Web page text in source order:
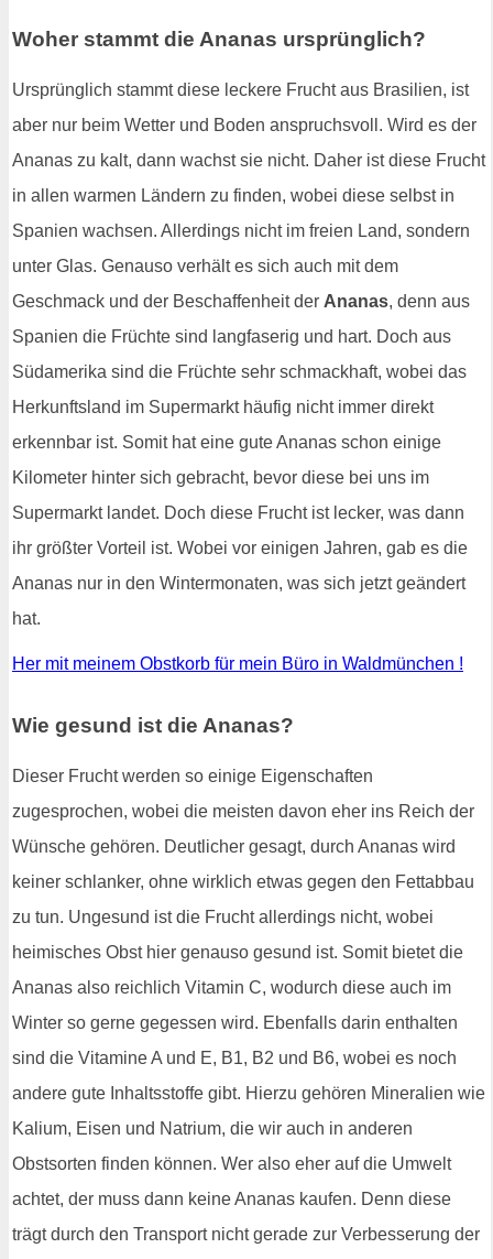
Woher stammt die Ananas ursprünglich?
Ursprünglich stammt diese leckere Frucht aus Brasilien, ist
aber nur beim Wetter und Boden anspruchsvoll. Wird es der
Ananas zu kalt, dann wachst sie nicht. Daher ist diese Frucht
in allen warmen Ländern zu finden, wobei diese selbst in
Spanien wachsen. Allerdings nicht im freien Land, sondern
unter Glas. Genauso verhält es sich auch mit dem
Geschmack und der Beschaffenheit der Ananas, denn aus
Spanien die Früchte sind langfaserig und hart. Doch aus
Südamerika sind die Früchte sehr schmackhaft, wobei das
Herkunftsland im Supermarkt häufig nicht immer direkt
erkennbar ist. Somit hat eine gute Ananas schon einige
Kilometer hinter sich gebracht, bevor diese bei uns im
Supermarkt landet. Doch diese Frucht ist lecker, was dann
ihr größter Vorteil ist. Wobei vor einigen Jahren, gab es die
Ananas nur in den Wintermonaten, was sich jetzt geändert
hat.
Her mit meinem Obstkorb für mein Büro in Waldmünchen !
Wie gesund ist die Ananas?
Dieser Frucht werden so einige Eigenschaften
zugesprochen, wobei die meisten davon eher ins Reich der
Wünsche gehören. Deutlicher gesagt, durch Ananas wird
keiner schlanker, ohne wirklich etwas gegen den Fettabbau
zu tun. Ungesund ist die Frucht allerdings nicht, wobei
heimisches Obst hier genauso gesund ist. Somit bietet die
Ananas also reichlich Vitamin C, wodurch diese auch im
Winter so gerne gegessen wird. Ebenfalls darin enthalten
sind die Vitamine A und E, B1, B2 und B6, wobei es noch
andere gute Inhaltsstoffe gibt. Hierzu gehören Mineralien wie
Kalium, Eisen und Natrium, die wir auch in anderen
Obstsorten finden können. Wer also eher auf die Umwelt
achtet, der muss dann keine Ananas kaufen. Denn diese
trägt durch den Transport nicht gerade zur Verbesserung der